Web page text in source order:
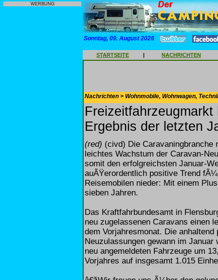
WERBUNG
Sonntag, 09. August 2026
STARTSEITE | NACHRICHTEN
Nachrichten > Wohnmobile, Wohnwagen,
Ergebnis der letzten
(red) (civd) Die
leichtes Wachstum der Caravan-
somit den erfolgreichsten Januar-
auÃŸerordentlich positive Trend
Reisemobilen nieder: Mit einem
sieben Jahren.
Das Kraftfahrbundesamt in
neu zugelassenen Caravans einen
dem Vorjahresmonat. Die
Neuzulassungen gewann im
neu angemeldeten Fahrzeuge um
Vorjahres auf insgesamt 1.015